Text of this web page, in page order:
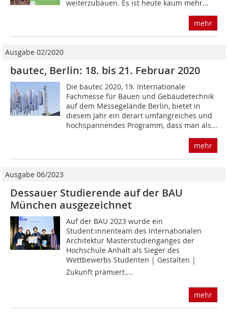
weiterzubauen. Es ist heute kaum mehr...
mehr
Ausgabe 02/2020
bautec, Berlin: 18. bis 21. Februar 2020
Die bautec 2020, 19. Internationale
Fachmesse für Bauen und Gebäudetechnik
auf dem Messegelände Berlin, bietet in
diesem Jahr ein derart umfangreiches und
hochspannendes Programm, dass man als...
mehr
Ausgabe 06/2023
Dessauer Studierende auf der BAU
München ausgezeichnet
Auf der BAU 2023 wurde ein
Student:innenteam des Internationalen
Architektur Masterstudienganges der
Hochschule Anhalt als Sieger des
Wettbewerbs Studenten | Gestalten |
Zukunft prämiert....
mehr